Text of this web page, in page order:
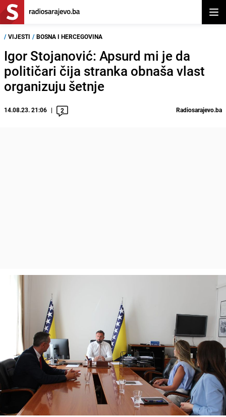
/ VIJESTI / BOSNA I HERCEGOVINA
Igor Stojanović: Apsurd mi je da
političari čija stranka obnaša vlast
organizuju šetnje
14.08.23. 21:06 2 Radiosarajevo.ba